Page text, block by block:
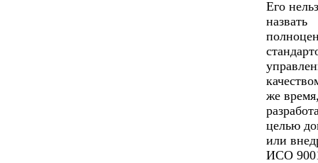
Его
назвать
же
целью
или
ИСО